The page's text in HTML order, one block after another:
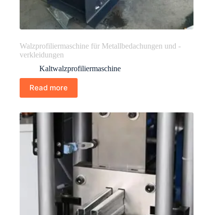
Walzprofiliermaschine für Metallbedachungen und -
verkleidungen
Kaltwalzprofiliermaschine
Read more